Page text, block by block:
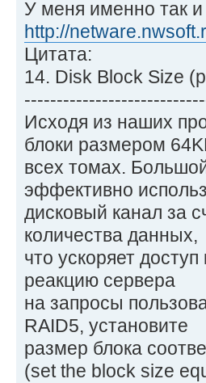
У меня именно так
http://
Цитата:
14. Disk Block Size
Исходя из наших
блоки размером
всех томах.
эффективно
дисковый канал за
количества данных,
что ускоряет
реакцию сервера
на запросы
RAID5, установите
размер блока
(set the block size